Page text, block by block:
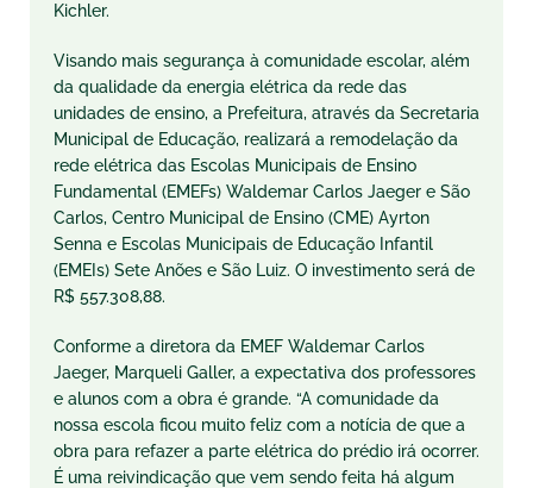
Kichler.
Visando mais segurança à comunidade escolar, além
da qualidade da energia elétrica da rede das
unidades de ensino, a Prefeitura, através da Secretaria
Municipal de Educação, realizará a remodelação da
rede elétrica das Escolas Municipais de Ensino
Fundamental (EMEFs) Waldemar Carlos Jaeger e São
Carlos, Centro Municipal de Ensino (CME) Ayrton
Senna e Escolas Municipais de Educação Infantil
(EMEIs) Sete Anões e São Luiz. O investimento será de
R$ 557.308,88.
Conforme a diretora da EMEF Waldemar Carlos
Jaeger, Marqueli Galler, a expectativa dos professores
e alunos com a obra é grande. “A comunidade da
nossa escola ficou muito feliz com a notícia de que a
obra para refazer a parte elétrica do prédio irá ocorrer.
É uma reivindicação que vem sendo feita há algum